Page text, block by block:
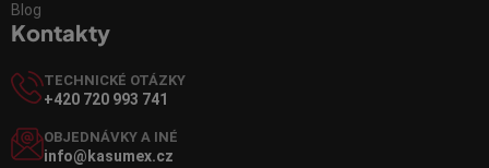
Blog
Kontakty
TECHNICKÉ OTÁZKY
+420 720 993 741
OBJEDNÁVKY A INÉ
info@kasumex.cz